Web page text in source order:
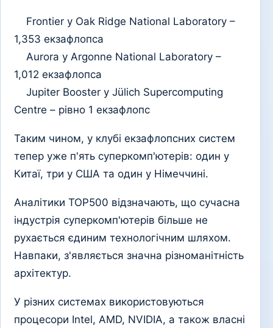
Frontier у Oak Ridge National Laboratory –
1,353 екзафлопса
Aurora у Argonne National Laboratory –
1,012 екзафлопса
Jupiter Booster у Jülich Supercomputing
Centre – рівно 1 екзафлопс
Таким чином, у клубі екзафлопсних систем
тепер уже п'ять суперкомп'ютерів: один у
Китаї, три у США та один у Німеччині.
Аналітики TOP500 відзначають, що сучасна
індустрія суперкомп'ютерів більше не
рухається єдиним технологічним шляхом.
Навпаки, з'являється значна різноманітність
архітектур.
У різних системах використовуються
процесори Intel, AMD, NVIDIA, а також власні